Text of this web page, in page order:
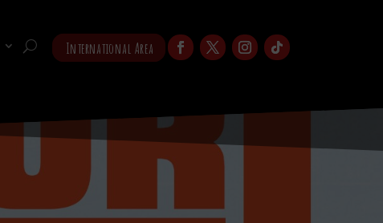
International Area